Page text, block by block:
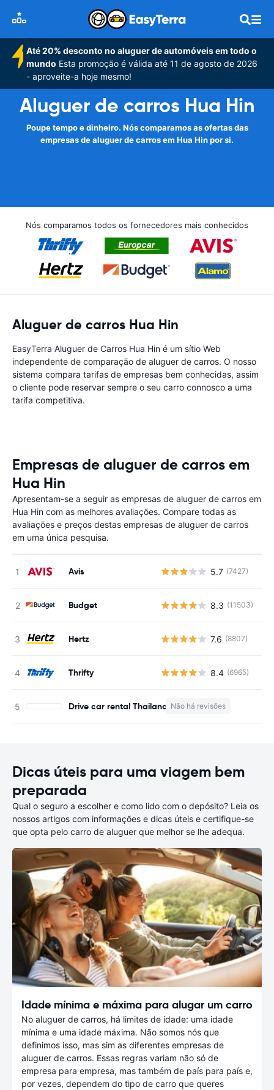
Até 20% desconto no aluguer de automóveis em todo o
mundo Esta promoção é válida até 11 de agosto de 2026
- aproveite-a hoje mesmo!
Aluguer de carros Hua Hin
Poupe tempo e dinheiro. Nós comparamos as ofertas das
empresas de aluguer de carros em Hua Hin por si.
Nós comparamos todos os fornecedores mais conhecidos
Aluguer de carros Hua Hin
EasyTerra Aluguer de Carros Hua Hin é um sítio Web
independente de comparação de aluguer de carros. O nosso
sistema compara tarifas de empresas bem conhecidas, assim
o cliente pode reservar sempre o seu carro connosco a uma
tarifa competitiva.
Empresas de aluguer de carros em
Hua Hin
Apresentam-se a seguir as empresas de aluguer de carros em
Hua Hin com as melhores avaliações. Compare todas as
avaliações e preços destas empresas de aluguer de carros
em uma única pesquisa.
Avis 5.7 (7427)
Budget 8.3 (11503)
Hertz 7.6 (8807)
Thrifty 8.4 (6965)
Drive car rental Thailand Não há revisões
Dicas úteis para uma viagem bem
preparada
Qual o seguro a escolher e como lido com o depósito? Leia os
nossos artigos com informações e dicas úteis e certifique-se
que opta pelo carro de aluguer que melhor se lhe adequa.
Idade mínima e máxima para alugar um carro
No aluguer de carros, há limites de idade: uma idade
mínima e uma idade máxima. Não somos nós que
definimos isso, mas sim as diferentes empresas de
aluguer de carros. Essas regras variam não só de
empresa para empresa, mas também de país para país e,
por vezes, dependem do tipo de carro que queres